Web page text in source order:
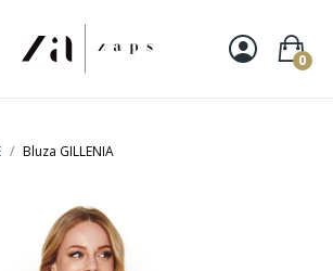
0
Bluza GILLENIA